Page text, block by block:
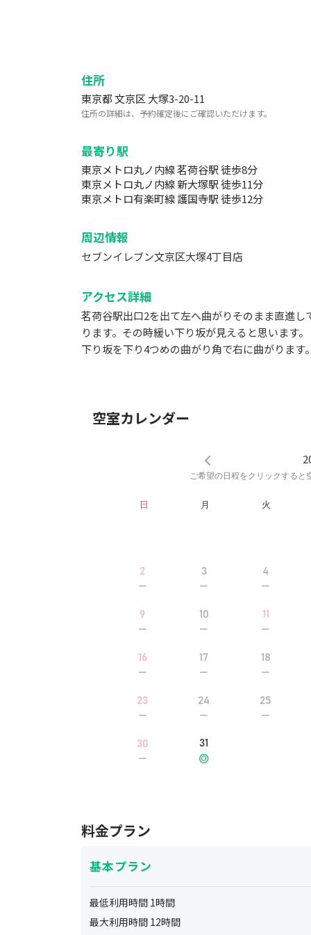
住所
東京都 文京区 大塚3-20-11
住所の詳細は、予約確定後にご確認いただけます。
最寄り駅
東京メトロ丸ノ内線 茗荷谷駅 徒歩8分
東京メトロ丸ノ内線 新大塚駅 徒歩11分
東京メトロ有楽町線 護国寺駅 徒歩12分
周辺情報
セブンイレブン文京区大塚4丁目店
アクセス詳細
茗荷谷駅出口2を出て左へ曲がりそのまま直進
ります。その時緩い下り坂が見えると思います。
下り坂を下り4つめの曲がり角で右に曲がりま
空室カレンダー
ご希望の日程をクリックする
日 月 火
2 3 4
9 10 11
16 17 18
23 24 25
30 31
料金プラン
基本プラン
最低利用時間 1時間
最大利用時間 12時間